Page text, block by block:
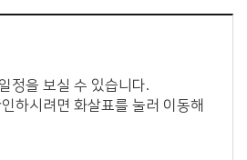
정을 보실 수 있습니다.
하시려면 화살표를 눌러 이동해